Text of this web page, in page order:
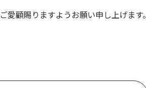
顧賜りますようお願い申し上げます。